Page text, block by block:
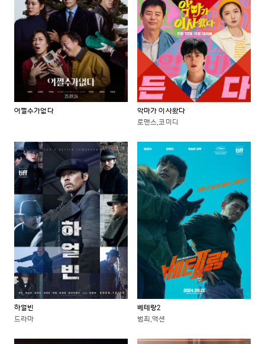
어쩔수가없다
악마가 이사왔다
로맨스,코미디
하얼빈
드라마
베테랑2
범죄,액션